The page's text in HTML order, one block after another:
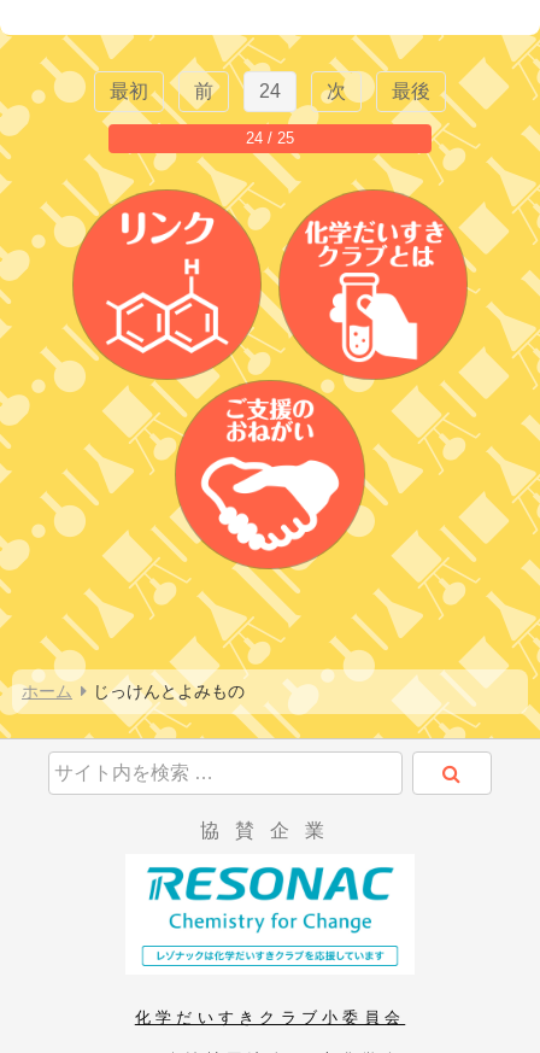
最初 前 24 次 最後
24 / 25
ホーム じっけんとよみもの
協賛企業
化学だいすきクラブ小委員会